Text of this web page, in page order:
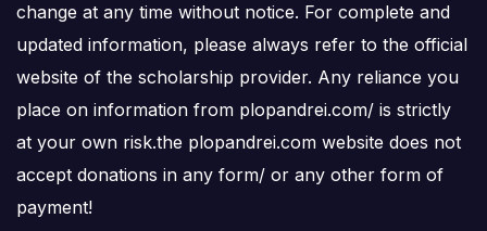
change at any time without notice. For complete and
updated information, please always refer to the official
website of the scholarship provider. Any reliance you
place on information from plopandrei.com/ is strictly
at your own risk.the plopandrei.com website does not
accept donations in any form/ or any other form of
payment!